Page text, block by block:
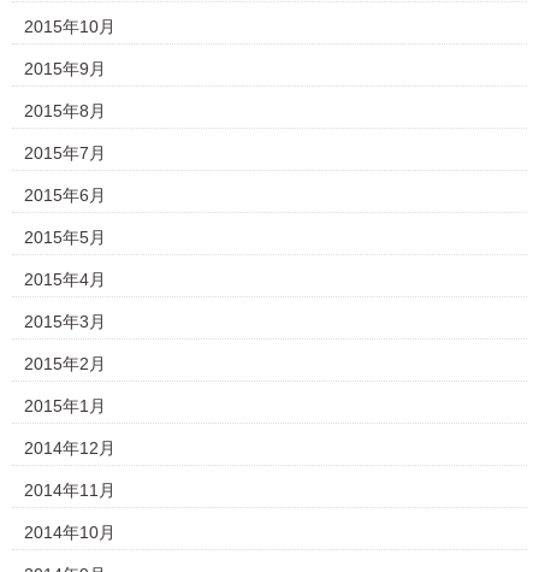
2015年10月
2015年9月
2015年8月
2015年7月
2015年6月
2015年5月
2015年4月
2015年3月
2015年2月
2015年1月
2014年12月
2014年11月
2014年10月